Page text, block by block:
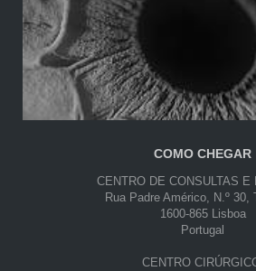
COMO CHEGAR
CENTRO DE CONSULTAS E
Rua Padre Américo, N.º 30,
1600-865 Lisboa
Portugal
CENTRO